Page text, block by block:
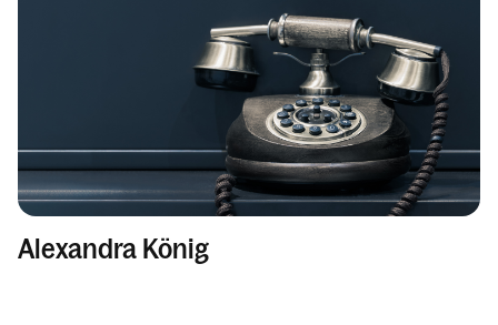
Alexandra König